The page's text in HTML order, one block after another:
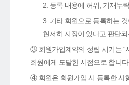
2. 등록 내용에 허위, 기재누
3. 기타 회원으로 등록하는
현저히 지장이 있다고 판단
③ 회원가입계약의 성립 시기는 “
회원에게 도달한 시점으로 합니다.
④ 회원은 회원가입 시 등록한 사